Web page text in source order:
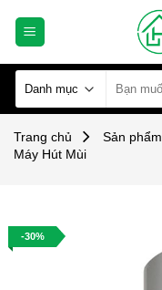
kiếm:
Trang chủ Sản phẩm
Máy Hút Mùi
-30%